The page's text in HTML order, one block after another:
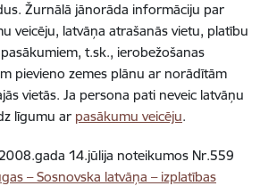
Žurnālā jānorāda informāciju par
veicēju, latvāņa atrašanās vietu, platību
t.sk., ierobežošanas
pievieno zemes plānu ar norādītām
vietās. Ja persona pati neveic latvāņu
līgumu ar pasākumu veicēju.
14.jūlija noteikumos Nr.559
– Sosnovska latvāņa – izplatības